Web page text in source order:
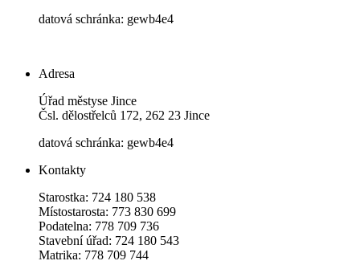
datová schránka: gewb4e4
Adresa
Úřad městyse Jince
Čsl. dělostřelců 172, 262 23 Jince
datová schránka: gewb4e4
Kontakty
Starostka: 724 180 538
Místostarosta: 773 830 699
Podatelna: 778 709 736
Stavební úřad: 724 180 543
Matrika: 778 709 744